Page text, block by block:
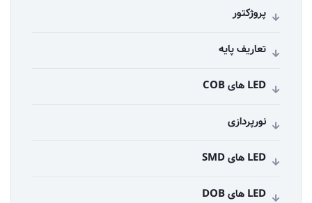
پروژکتور
تعاریف پایه
LED های COB
نورپردازی
LED های SMD
LED های DOB